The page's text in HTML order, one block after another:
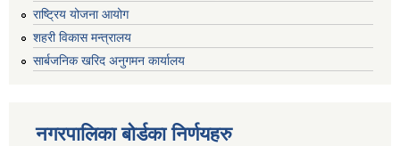
राष्ट्रिय योजना आयोग
शहरी विकास मन्त्रालय
सार्बजनिक खरिद अनुगमन कार्यालय
नगरपालिका बोर्डका निर्णयहरु